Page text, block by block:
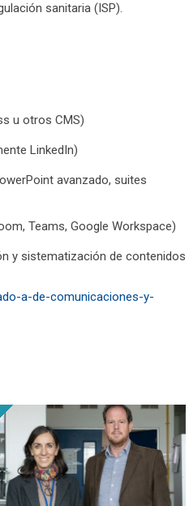
sanitaria (ISP).
u otros CMS)
LinkedIn)
avanzado, suites
Teams, Google Workspace)
y sistematización de contenidos
a-de-comunicaciones-y-